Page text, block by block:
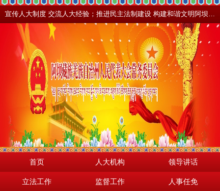
首页 人大机构 领导讲话
立法工作 监督工作 人事任免